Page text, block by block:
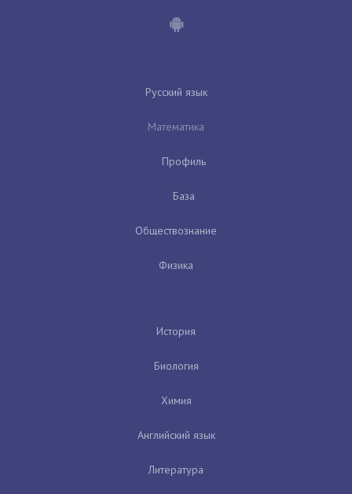
Русский язык
Математика
Профиль
База
Обществознание
Физика
История
Биология
Химия
Английский язык
Литература